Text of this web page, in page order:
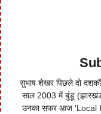
सुभाष शेखर पिछले दो
साल 2003 में बुंडू
उनका सफर आज 'Local